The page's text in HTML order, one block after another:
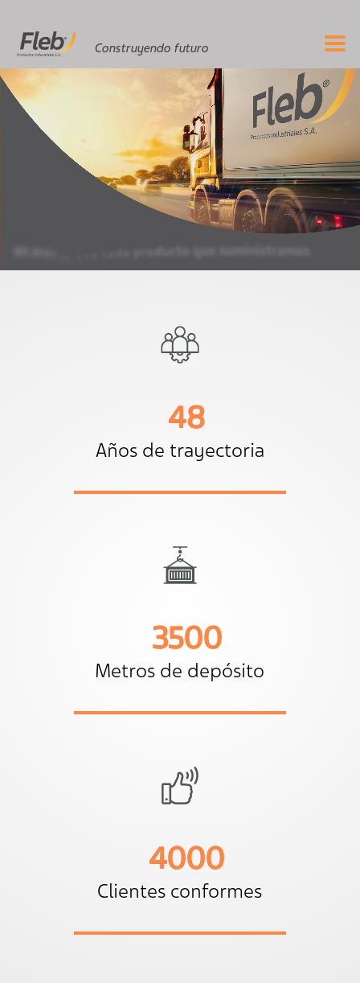
Construyendo futuro
48
Años de trayectoria
3500
Metros de depósito
4000
Clientes conformes